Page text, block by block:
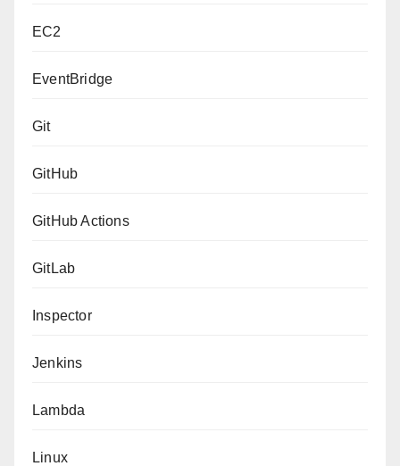
EC2
EventBridge
Git
GitHub
GitHub Actions
GitLab
Inspector
Jenkins
Lambda
Linux